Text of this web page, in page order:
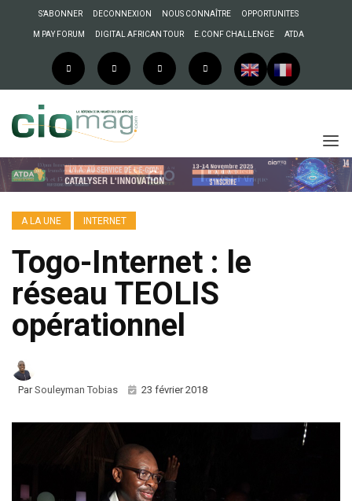
S’ABONNER DECONNEXION NOUS CONNAÎTRE OPPORTUNITES
M PAY FORUM DIGITAL AFRICAN TOUR E.CONF CHALLENGE ATDA
A LA UNE INTERNET
Togo-Internet : le
réseau TEOLIS
opérationnel
ParSouleyman Tobias 23 février 2018